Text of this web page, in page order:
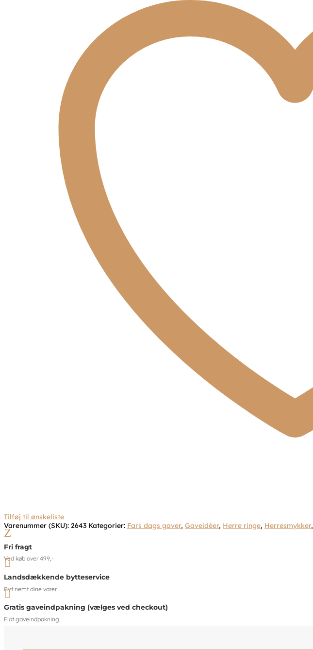
Tilføj til ønskeliste
Varenummer (SKU): 2643 Kategorier: Fars dags gaver, Gaveidéer, Herre ringe, Herresmykker,
Z
Fri fragt
Ved køb over 499,-

Landsdækkende bytteservice
Byt nemt dine varer.

Gratis gaveindpakning (vælges ved checkout)
Flot gaveindpakning.